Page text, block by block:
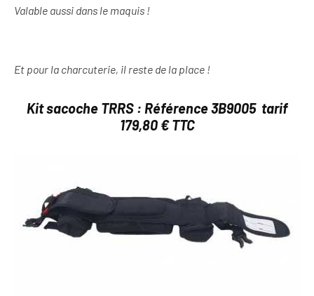
Valable aussi dans le maquis !
Et pour la charcuterie, il reste de la place !
Kit sacoche TRRS : Référence3B9005 tarif
179,80 € TTC